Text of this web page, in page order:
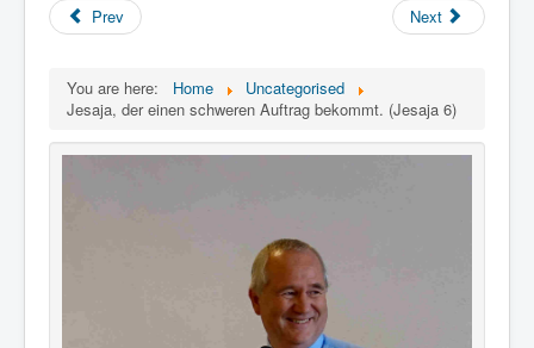
Prev Next
You are here: Home
Uncategorised
Jesaja, der einen schweren Auftrag bekommt. (Jesaja 6)